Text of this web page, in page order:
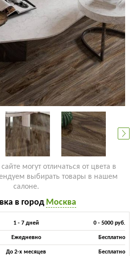
могут отличаться от цвета в
выбирать товары в нашем
салоне.
в город Москва
1 - 7 дней 0 - 5000 руб.
Ежедневно Бесплатно
До 2-х месяцев Бесплатно